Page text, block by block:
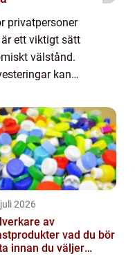
privatpersoner
är ett viktigt sätt
välstånd.
kan
den...
2026
av
vad du bör
innan du väljer